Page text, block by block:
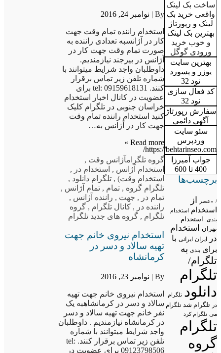
ساخت بک لینک
واقعی خرید بک
لینک و رپورتاژ
بهترین بک لینک
و خوب خرید
ورودی گوگل
بهترین سایت
یوزر و پسورد
نود 32
کد فعال سازی
نود 32
سفارش رپورتاژ
آگهی دائمی
سئو سایت
وردپرس
https://behtarinseo.com/
جواب آمیرزا
400 تا 600
By | نوامبر 24, 2016
استخدام راننده تمام وقت جهت
کار در آژانسبه تعدادی راننده به
صورت تمام وقت جهت کار در
آژانس در بیرجند نیازمندیم.
داوطلبان واجد شرایط میتوانند با
شماره تلفن زیر تماس برقرار
کنند. tel: 09159618131 برای
عضویت در کانال اخبار استخدام
خراسان جنوبی در تلگرام کلیک
کنید استخدام راننده تمام وقت
جهت کار در آژانس به…
Read more »
گروه تلگرامآژانس وقت ,
استخدام آژانس , استخدام در ,
استخدام وقت), تلگرام دانلود ,
تلگرام گروه , تمام , تمام آژانس ,
تمام در , جهت , راننده آژانس ,
راننده در , کانال تلگرام , گروه
تلگرام , گروه های جدید تلگرام
استخدام نیروی خانم جهت
تهیه سالاد و دسر در
کرمانشاه
By | نوامبر 23, 2016
استخدام نیروی خانم جهت تهیه
سالاد و دسر در کرمانشاهبه یک
نفر خانم جهت تهیه سالاد و دسر
در کرمانشاه نیازمندیم . داوطلبان
واجد شرایط میتوانند با شماره
تلفن زیر تماس برقرار کنند. tel:
09123798506 برای عضویت در
برچسب‌ها
/ «عصر از
استخدام استخدام
بندی: استخدام
تهران
استخدام
در
ایران ایرانی با
برای بندی به
تلگرام/
تلگرام
دانلود تلگرام
در تلگرام شد تلگرام
می تلگرام کرد
تلگرام
گروه